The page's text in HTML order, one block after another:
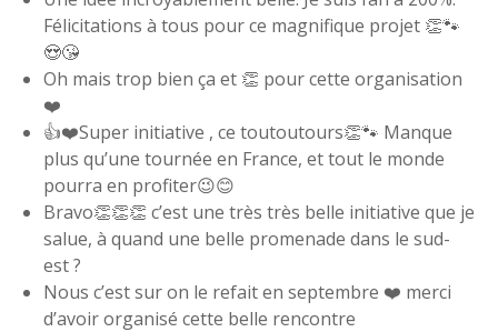
Félicitations à tous pour ce magnifique projet 👏🐾
😍😘
Oh mais trop bien ça et 👏 pour cette organisation
❤️
👍❤️Super initiative , ce toutoutours👏🐾 Manque
plus qu’une tournée en France, et tout le monde
pourra en profiter😉😊
Bravo👏👏👏 c’est une très très belle initiative que je
salue, à quand une belle promenade dans le sud-
est ?
Nous c’est sur on le refait en septembre ❤️ merci
d’avoir organisé cette belle rencontre